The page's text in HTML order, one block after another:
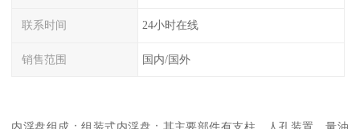
联系时间 24小时在线
销售范围 国内/国外